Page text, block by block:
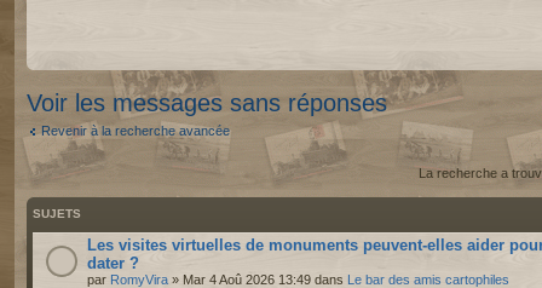
Voir les messages sans réponses
Revenir à la recherche avancée
La recherche a
SUJETS
Les visites virtuelles de monuments peuvent-elles aider
dater ?
par RomyVira » Mar 4 Aoû 2026 13:49 dans Le bar des amis cartophiles